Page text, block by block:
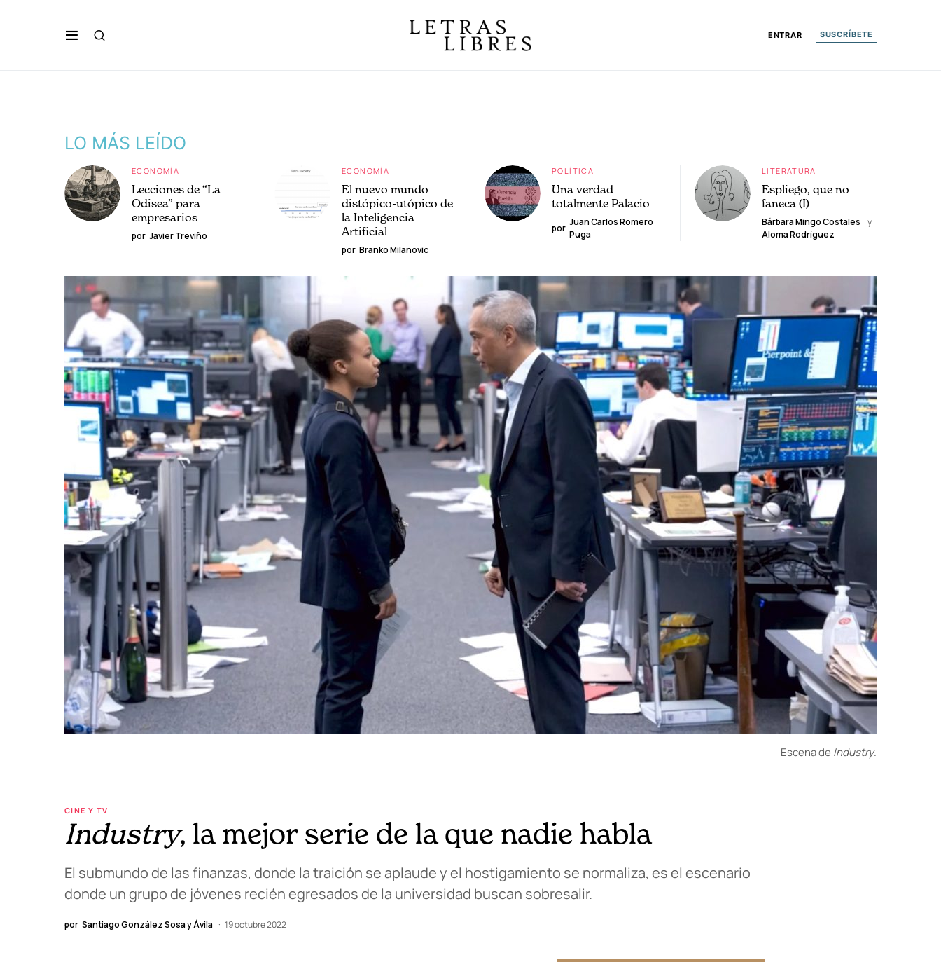
ENTRAR SUSCRÍBETE
LO MÁS LEÍDO
ECONOMÍA
Lecciones de “La
Odisea” para
empresarios
por Javier Treviño
ECONOMÍA
El nuevo mundo
distópico-utópico de
la Inteligencia
Artificial
por Branko Milanovic
POLÍTICA
Una verdad
totalmente Palacio
por
Juan Carlos Romero
Puga
LITERATURA
Espliego, que no
faneca (I)
Bárbara Mingo Costales
y
Aloma Rodríguez
Escena de Industry.
CINE Y TV
Industry, la mejor serie de la que nadie habla
El submundo de las finanzas, donde la traición se aplaude y el hostigamiento se normaliza, es el escenario
donde un grupo de jóvenes recién egresados de la universidad buscan sobresalir.
por Santiago González Sosa y Ávila 19 octubre 2022